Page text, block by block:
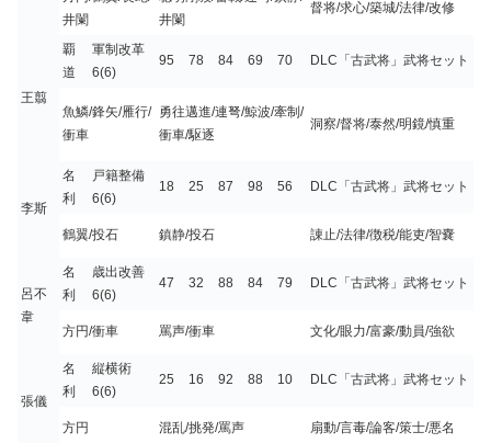
井闌
井闌
督将/求心/築城/法律/改修
王翦
覇
道
軍制改革
6(6)
95 78 84 69 70 DLC「古武将」武将セット
魚鱗/鋒矢/雁行/
衝車
勇往邁進/連弩/鯨波/牽制/
衝車/駆逐
洞察/督将/泰然/明鏡/慎重
李斯
名
利
戸籍整備
6(6)
18 25 87 98 56 DLC「古武将」武将セット
鶴翼/投石 鎮静/投石 諌止/法律/徴税/能吏/智嚢
呂不
韋
名
利
歳出改善
6(6)
47 32 88 84 79 DLC「古武将」武将セット
方円/衝車 罵声/衝車 文化/眼力/富豪/動員/強欲
張儀
名
利
縦横術
6(6)
25 16 92 88 10 DLC「古武将」武将セット
方円 混乱/挑発/罵声 扇動/言毒/論客/策士/悪名